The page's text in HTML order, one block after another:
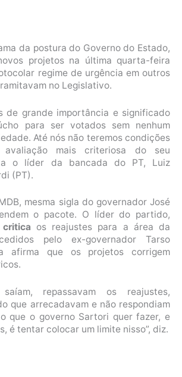
da postura do Governo do Estado,
projetos na última quarta-feira
regime de urgência em outros
no Legislativo.
de grande importância e significado
para ser votados sem nenhum
Até nós não teremos condições
mais criteriosa do seu
o líder da bancada do PT, Luiz
(PT).
mesma sigla do governador José
o pacote. O líder do partido,
critica os reajustes para a área da
pelo ex-governador Tarso
afirma que os projetos corrigem
repassavam os reajustes,
que arrecadavam e não respondiam
que o governo Sartori quer fazer, e
é tentar colocar um limite nisso”, diz.